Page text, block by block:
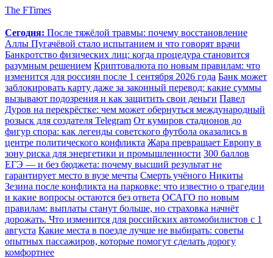
The FTimes
Сегодня: После тяжёлой травмы: почему восстановление
Аллы Пугачёвой стало испытанием и что говорят врачи
Банкротство физических лиц: когда процедура становится
разумным решением Криптовалюта по новым правилам: что
изменится для россиян после 1 сентября 2026 года Банк может
заблокировать карту даже за законный перевод: какие суммы
вызывают подозрения и как защитить свои деньги Павел
Дуров на перекрёстке: чем может обернуться международный
розыск для создателя Telegram От кумиров стадионов до
фигур спора: как легенды советского футбола оказались в
центре политического конфликта Жара превращает Европу в
зону риска для энергетики и промышленности 300 баллов
ЕГЭ — и без бюджета: почему высший результат не
гарантирует место в вузе мечты Смерть учёного Никиты
Зезина после конфликта на парковке: что известно о трагедии
и какие вопросы остаются без ответа ОСАГО по новым
правилам: выплаты станут больше, но страховка начнёт
дорожать. Что изменится для российских автомобилистов с 1
августа Какие места в поезде лучше не выбирать: советы
опытных пассажиров, которые помогут сделать дорогу
комфортнее